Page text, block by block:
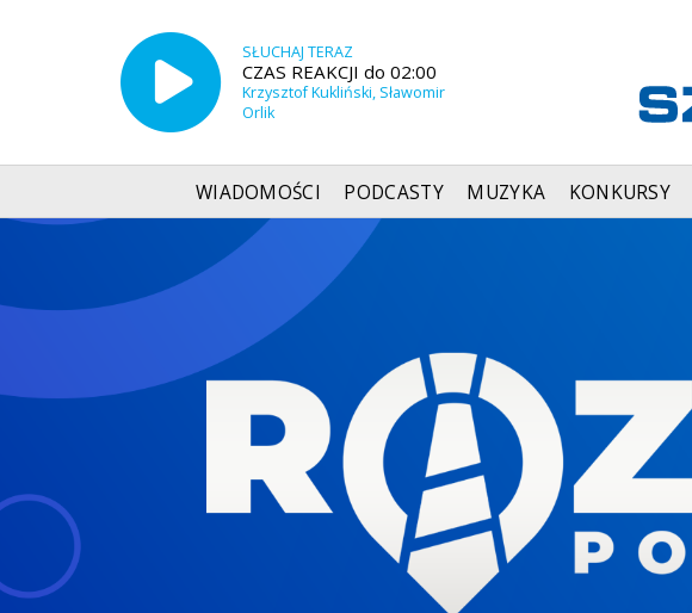
SŁUCHAJ TERAZ
CZAS REAKCJI do 02:00
Krzysztof Kukliński, Sławomir
Orlik
WIADOMOŚCI PODCASTY MUZYKA KONKURSY